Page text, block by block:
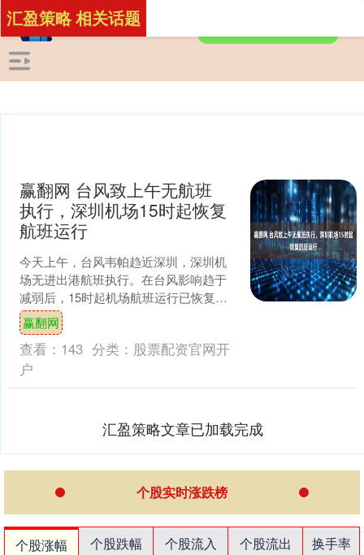
汇盈策略 相关话题
赢翻网 台风致上午无航班
执行，深圳机场15时起恢复
航班运行
今天上午，台风韦帕趋近深圳，深圳机
场无进出港航班执行。在台风影响趋于
减弱后，15时起机场航班运行已恢复，
首批出港航班16时后陆续起飞。深圳机
场表示，各航司对今日....
赢翻网
查看： 143 分类： 股票配资官网开
户
汇盈策略文章已加载完成
个股实时涨跌榜
个股涨幅 个股跌幅 个股流入 个股流出
换手率